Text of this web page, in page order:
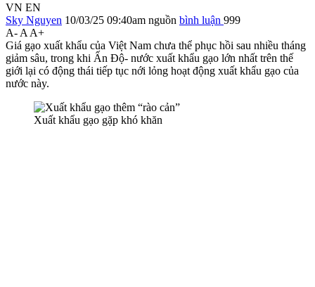
VN EN
Sky Nguyen 10/03/25 09:40am nguồn bình luận 999
A- A A+
Giá gạo xuất khẩu của Việt Nam chưa thể phục hồi sau nhiều tháng
giảm sâu, trong khi Ấn Độ- nước xuất khẩu gạo lớn nhất trên thế
giới lại có động thái tiếp tục nới lỏng hoạt động xuất khẩu gạo của
nước này.
Xuất khẩu gạo gặp khó khăn